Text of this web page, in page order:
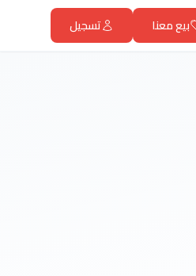
بيع معنا تسجيل